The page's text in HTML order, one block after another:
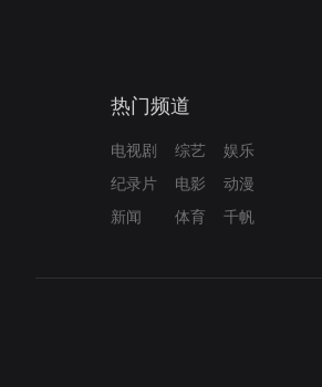
热门频道
电视剧 综艺
娱乐
纪录片
电影
动漫
新闻
体育 千帆